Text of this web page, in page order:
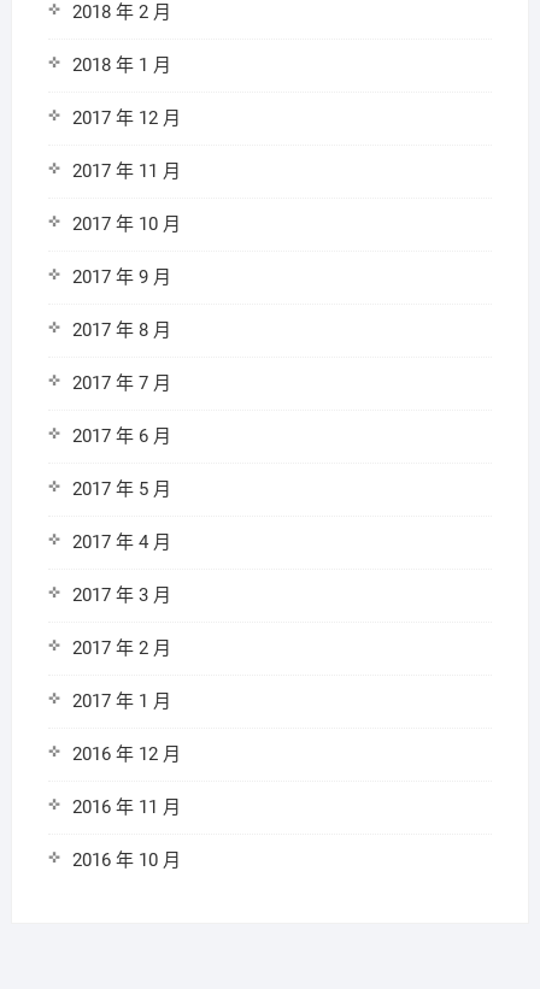
2018 年 2 月
2018 年 1 月
2017 年 12 月
2017 年 11 月
2017 年 10 月
2017 年 9 月
2017 年 8 月
2017 年 7 月
2017 年 6 月
2017 年 5 月
2017 年 4 月
2017 年 3 月
2017 年 2 月
2017 年 1 月
2016 年 12 月
2016 年 11 月
2016 年 10 月